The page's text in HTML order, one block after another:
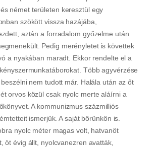
német területen keresztül egy
szökött vissza hazájába,
aztán a forradalom győzelme után
Pedig merényletet is követtek
a nyakában maradt. Ekkor rendelte el a
Több agyvérzése
nem tudott már. Halála után az őt
orvos közül csak nyolc merte aláírni a
A kommunizmus százmilliós
ismerjük. A saját bőrünkön is.
nyolc méter magas volt, hatvanöt
öt évig állt, nyolcvanezren avatták,